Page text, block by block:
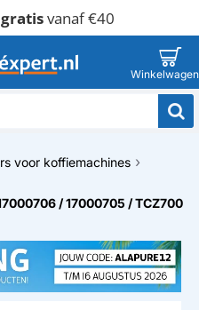
gratisvanaf €40
voor koffiemachines
/ 17000705 / TCZ700